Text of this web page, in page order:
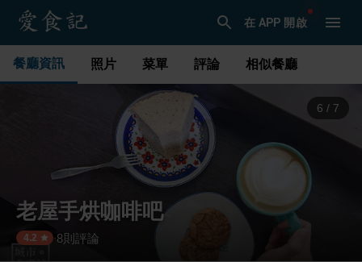
在 APP 開啟
餐廳資訊 照片 菜單 評論 相似餐廳
7 / 7
老屋手烘咖啡吧
4.2 ·8則評論